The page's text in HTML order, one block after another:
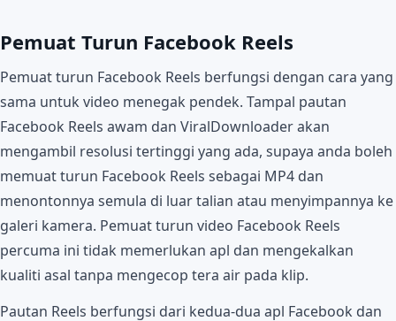
Pemuat Turun Facebook Reels
Pemuat turun Facebook Reels berfungsi dengan cara yang
sama untuk video menegak pendek. Tampal pautan
Facebook Reels awam dan ViralDownloader akan
mengambil resolusi tertinggi yang ada, supaya anda boleh
memuat turun Facebook Reels sebagai MP4 dan
menontonnya semula di luar talian atau menyimpannya ke
galeri kamera. Pemuat turun video Facebook Reels
percuma ini tidak memerlukan apl dan mengekalkan
kualiti asal tanpa mengecop tera air pada klip.
Pautan Reels berfungsi dari kedua-dua apl Facebook dan